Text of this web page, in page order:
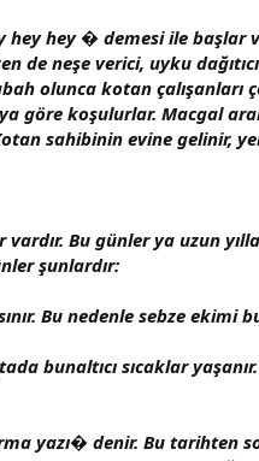
hey � demesi ile
neşe verici, uyku
olunca kotan
göre koşulurlar. Macgal
sahibinin evine gelinir,
Bu günler ya uzun
şunlardır:
Bu nedenle sebze ekimi
bunaltıcı sıcaklar
yazı� denir. Bu tarihten